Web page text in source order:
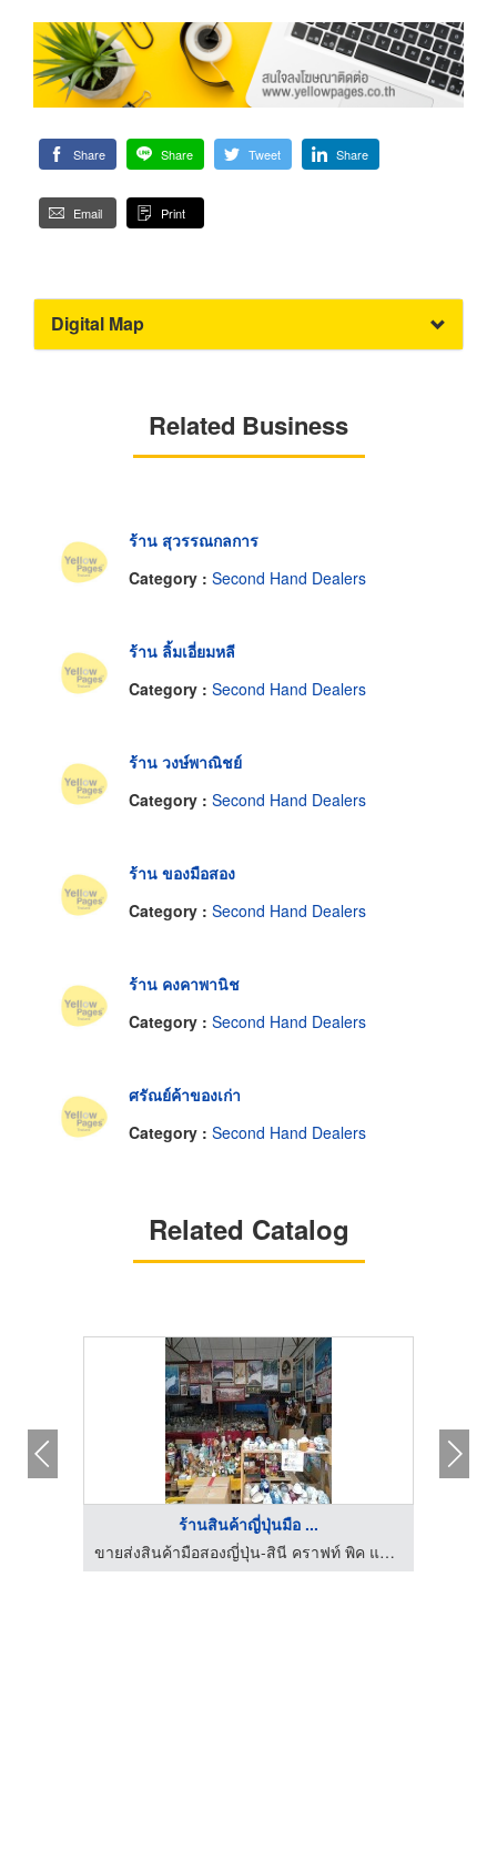
Share Share Tweet Share
Email Print
Digital Map
Related Business
ร้าน สุวรรณกลการ
Category : Second Hand Dealers
ร้าน ลิ้มเอี่ยมหลี
Category : Second Hand Dealers
ร้าน วงษ์พาณิชย์
Category : Second Hand Dealers
ร้าน ของมือสอง
Category : Second Hand Dealers
ร้าน คงคาพานิช
Category : Second Hand Dealers
ศรัณย์ค้าของเก่า
Category : Second Hand Dealers
Related Catalog
ร้านสินค้าญี่ปุ่นมือ ...
ขายส่งสินค้ามือสองญี่ปุ่น-สินี คราฟท์ พิค แอนด์ โค